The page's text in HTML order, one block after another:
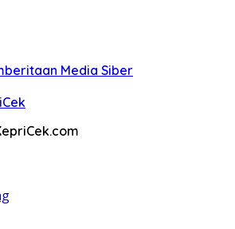
Media Siber